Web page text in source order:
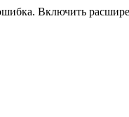
Включить